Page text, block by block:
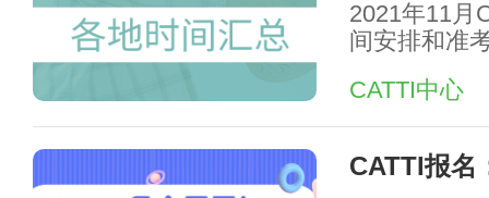
2021年11月
间安排和准
CATTI中心
CATTI报名